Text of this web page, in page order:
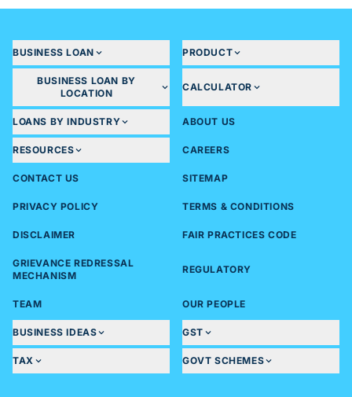
BUSINESS LOAN PRODUCT
BUSINESS LOAN BY
LOCATION
CALCULATOR
LOANS BY INDUSTRY ABOUT US
RESOURCES CAREERS
CONTACT US SITEMAP
PRIVACY POLICY TERMS & CONDITIONS
DISCLAIMER FAIR PRACTICES CODE
GRIEVANCE REDRESSAL
MECHANISM
REGULATORY
TEAM OUR PEOPLE
BUSINESS IDEAS GST
TAX GOVT SCHEMES